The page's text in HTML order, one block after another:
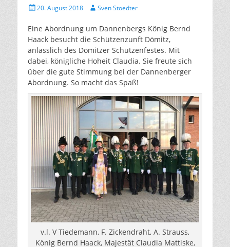
Gepostet
20. August 2018 AutorSven Stoedter
Eine Abordnung um Dannenbergs König Bernd
Haack besucht die Schützenzunft Dömitz,
anlässlich des Dömitzer Schützenfestes. Mit
dabei, königliche Hoheit Claudia. Sie freute sich
über die gute Stimmung bei der Dannenberger
Abordnung. So macht das Spaß!
v.l. V Tiedemann, F. Zickendraht, A. Strauss,
König Bernd Haack, Majestät Claudia Mattiske,